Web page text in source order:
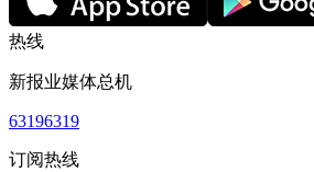
热线
新报业媒体总机
63196319
订阅热线